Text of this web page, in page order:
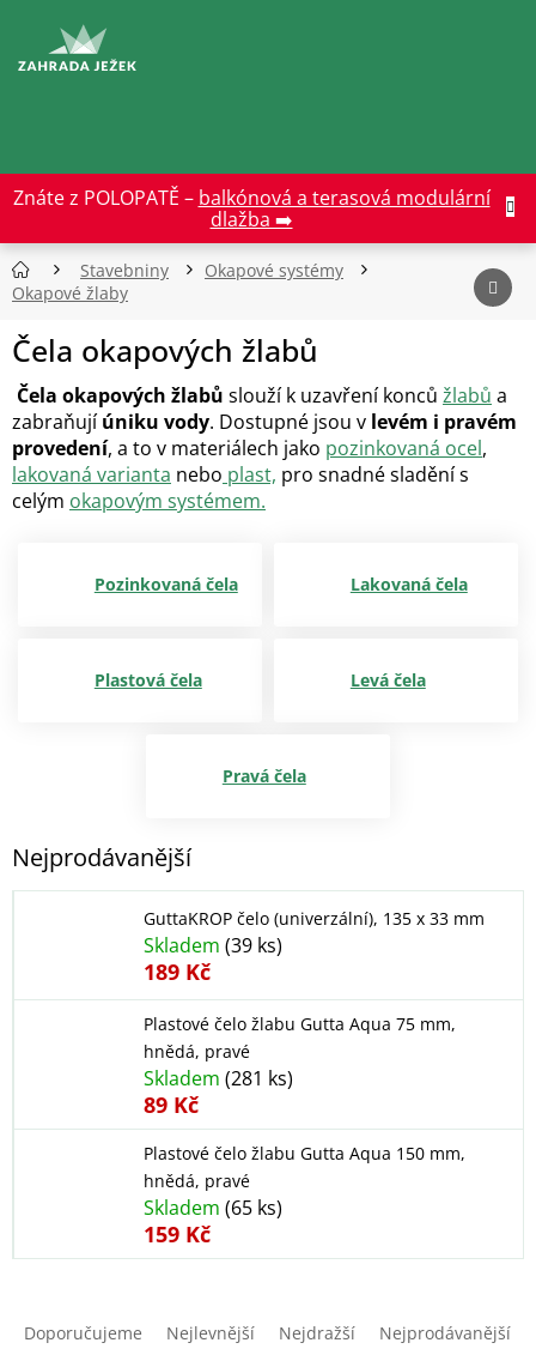
obsah
Znáte z POLOPATĚ – balkónová a terasová modulární
dlažba ➡️
Stavebniny
Okapové systémy
Okapové žlaby
Čela okapových žlabů
Čela okapových žlabů slouží k uzavření konců žlabů a
zabraňujíúniku vody. Dostupné jsou v levém i pravém
provedení, a to v materiálech jako pozinkovaná ocel,
lakovaná varianta nebo plast, pro snadné sladění s
celým okapovým systémem.
Pozinkovaná čela Lakovaná čela
Plastová čela Levá čela
Pravá čela
Nejprodávanější
GuttaKROP čelo (univerzální), 135 x 33 mm
Skladem (39 ks)
189 Kč
Plastové čelo žlabu Gutta Aqua 75 mm,
hnědá, pravé
Skladem (281 ks)
89 Kč
Plastové čelo žlabu Gutta Aqua 150 mm,
hnědá, pravé
Skladem (65 ks)
159 Kč
Doporučujeme Nejlevnější Nejdražší Nejprodávanější